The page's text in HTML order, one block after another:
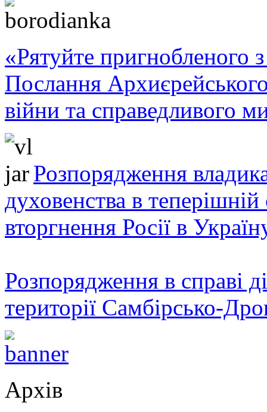
«Рятуйте пригнобленого
Послання
війни та справедливого
Розпорядження
духовенства в теперішній
вторгнення Росії в
Розпорядження в справі
території Самбірсько-
Архів